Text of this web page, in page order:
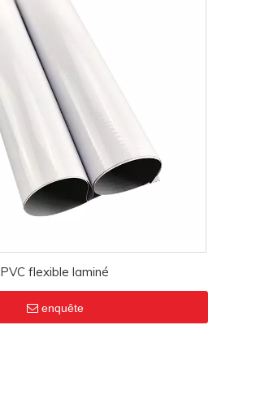
PVC flexible laminé
enquête